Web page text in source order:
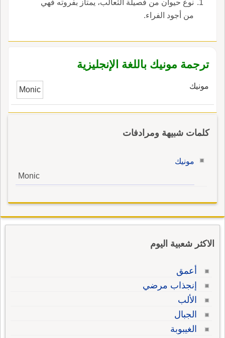
نوع حيوان من فصيلة الثعالب، يمتاز بفروته فهي
من أجود الفراء.
ترجمة مونيك باللغة الإنجليزية
مونيك Monic
كلمات شبيهة ومرادفات
مونيك
Monic
الاكثر شعبية اليوم
أعمق
إنجذاب مرضي
الألب
الجبال
الغيبوبة